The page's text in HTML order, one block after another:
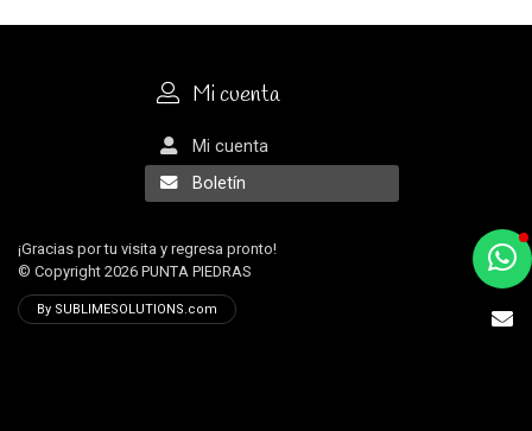
Mi cuenta
Mi cuenta
Boletín
¡Gracias por tu visita y regresa pronto!
© Copyright 2026 PUNTA PIEDRAS
By SUBLIMESOLUTIONS.com